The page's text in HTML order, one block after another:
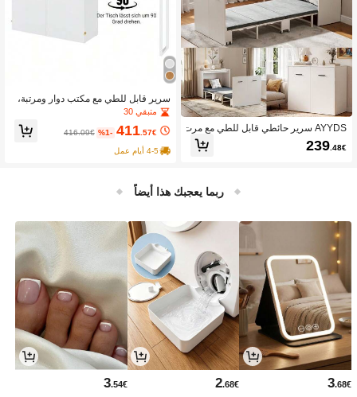
AYYDS سرير حائطي قابل للطي مع مرت
بة - سرير حائطي موفر للمساحة مع عجلا
ت، 190 * 85 * 72 سم، يصل إلى 295 كج
239.48€
سرير قابل للطي مع مكتب دوار ومرتبة،
سرير حائطي موفر للمساحة مع عجلات،
كاتب المنزل
متبقي 30
411 .57€
%1-
416.09€
4-5 أيام عمل
ربما يعجبك هذا أيضاً
3.68€
2.68€
3.54€